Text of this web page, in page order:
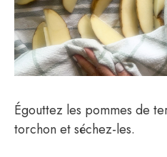
Égouttez les pommes de
torchon et séchez-les.